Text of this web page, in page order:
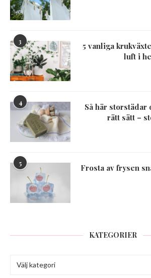
3
5 vanliga
luft i
4
Så här storstädar
rätt sätt –
5 Frosta av frysen
KATEGORIER